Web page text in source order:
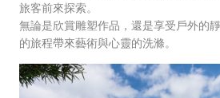
旅客前來探索。
無論是欣賞雕塑作品，還是享受戶外的
的旅程帶來藝術與心靈的洗滌。